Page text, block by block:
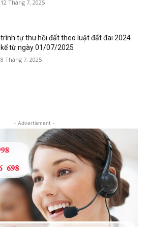
12 Tháng 7, 2025
trình tự thu hồi đất theo luật đất đai 2024
kể từ ngày 01/07/2025
8 Tháng 7, 2025
- Advertisment -